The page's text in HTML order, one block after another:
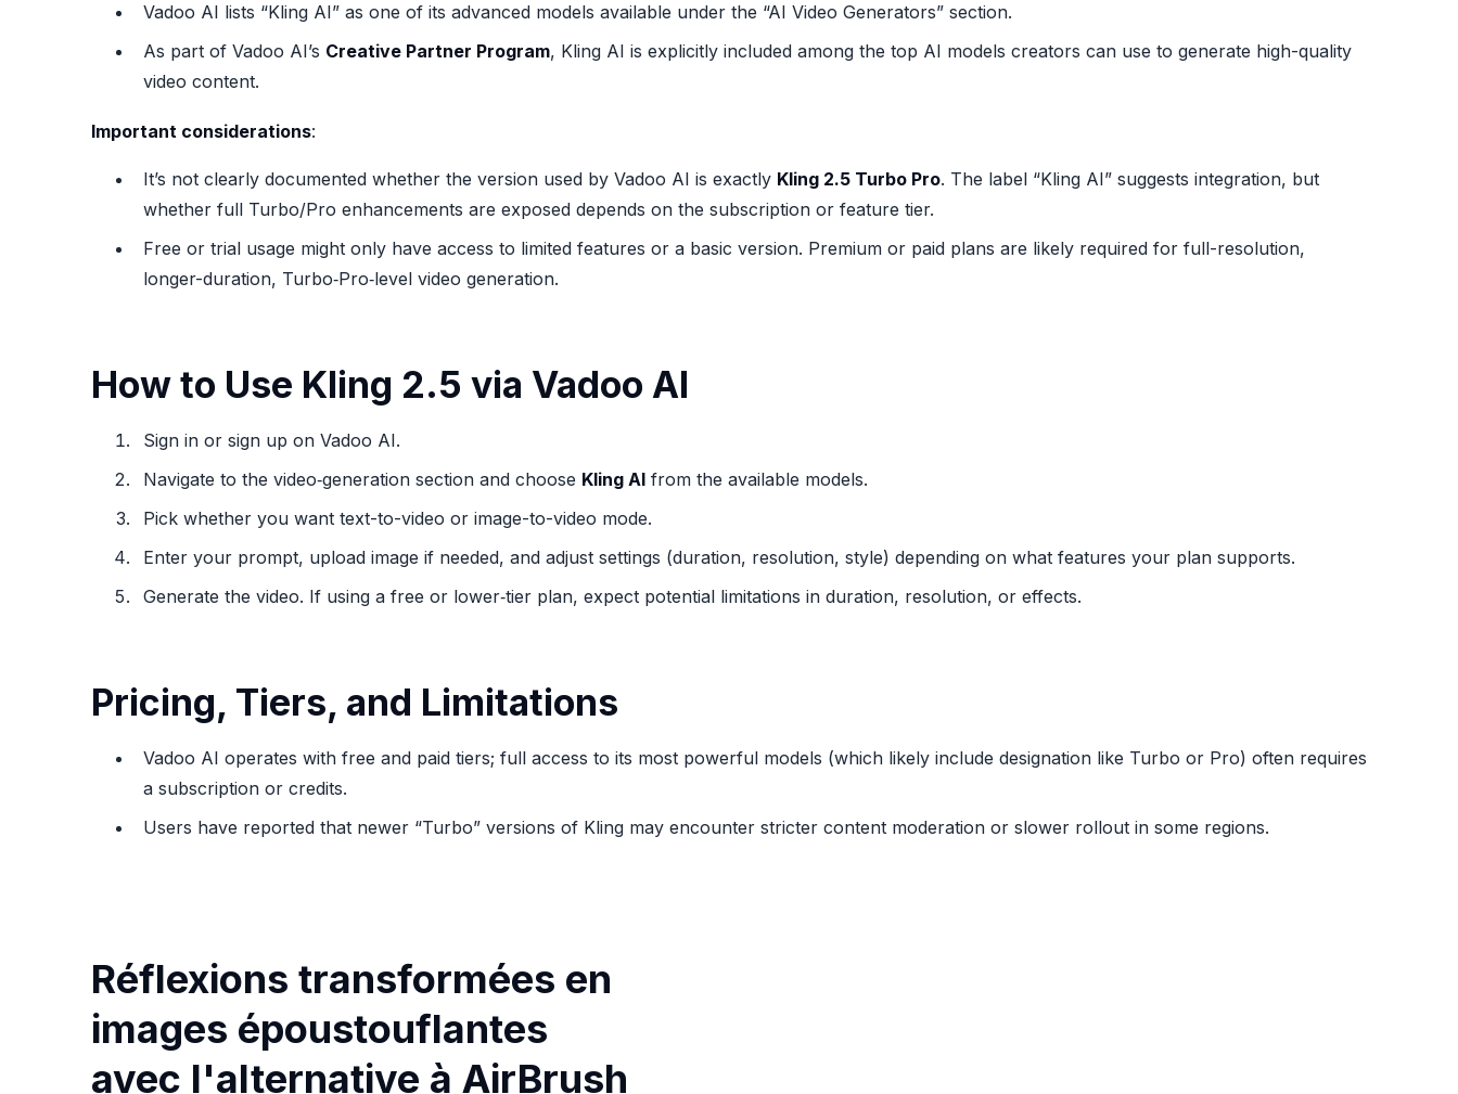
Vadoo AI lists “Kling AI” as one of its advanced models available under the “AI Video Generators” section.
As part of Vadoo AI’s Creative Partner Program, Kling AI is explicitly included among the top AI models creators can use to generate high-quality
video content.
Important considerations:
It’s not clearly documented whether the version used by Vadoo AI is exactly Kling 2.5 Turbo Pro. The label “Kling AI” suggests integration, but
whether full Turbo/Pro enhancements are exposed depends on the subscription or feature tier.
Free or trial usage might only have access to limited features or a basic version. Premium or paid plans are likely required for full-resolution,
longer-duration, Turbo‑Pro‑level video generation.
How to Use Kling 2.5 via Vadoo AI
Sign in or sign up on Vadoo AI.
Navigate to the video‑generation section and choose Kling AI from the available models.
Pick whether you want text-to-video or image-to-video mode.
Enter your prompt, upload image if needed, and adjust settings (duration, resolution, style) depending on what features your plan supports.
Generate the video. If using a free or lower‑tier plan, expect potential limitations in duration, resolution, or effects.
Pricing, Tiers, and Limitations
Vadoo AI operates with free and paid tiers; full access to its most powerful models (which likely include designation like Turbo or Pro) often requires
a subscription or credits.
Users have reported that newer “Turbo” versions of Kling may encounter stricter content moderation or slower rollout in some regions.
Réflexions transformées en
images époustouflantes
avec l'alternative à AirBrush